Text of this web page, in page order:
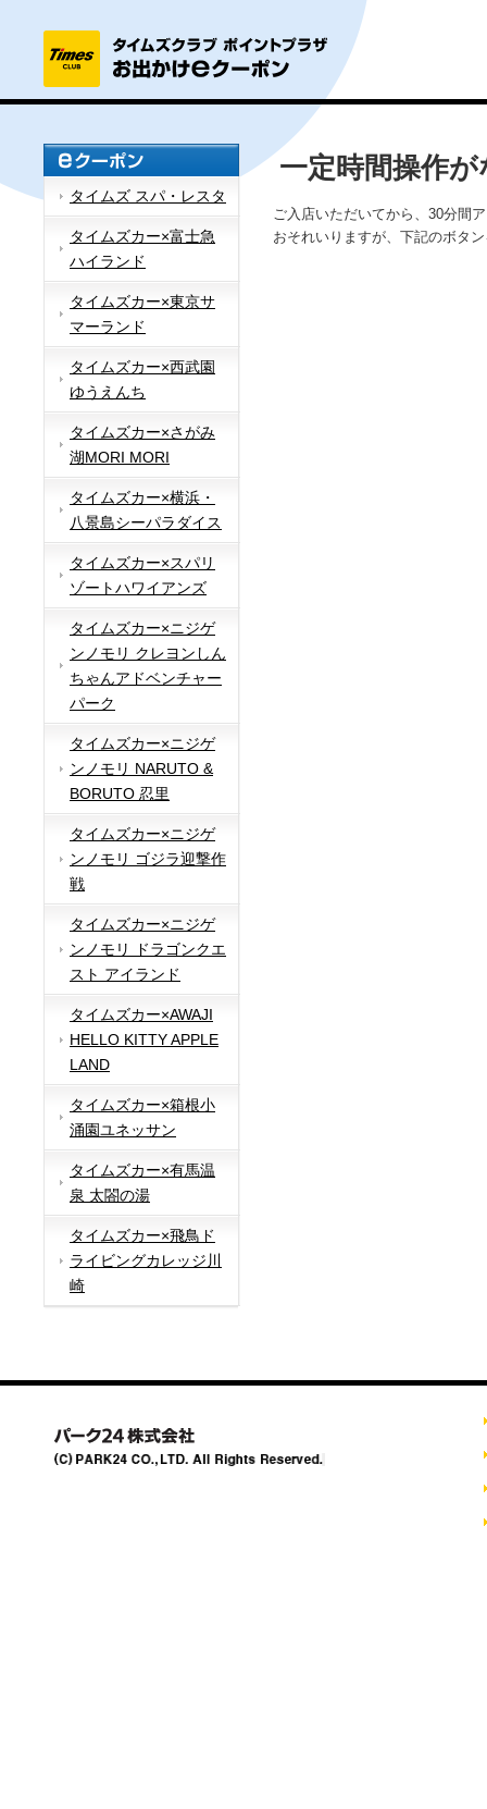
タイムズ スパ・レスタ
タイムズカー×富士急
ハイランド
タイムズカー×東京サ
マーランド
タイムズカー×西武園
ゆうえんち
タイムズカー×さがみ
湖MORI MORI
タイムズカー×横浜・
八景島シーパラダイス
タイムズカー×スパリ
ゾートハワイアンズ
タイムズカー×ニジゲ
ンノモリ クレヨンしん
ちゃんアドベンチャー
パーク
タイムズカー×ニジゲ
ンノモリ NARUTO &
BORUTO 忍里
タイムズカー×ニジゲ
ンノモリ ゴジラ迎撃作
戦
タイムズカー×ニジゲ
ンノモリ ドラゴンクエ
スト アイランド
タイムズカー×AWAJI
HELLO KITTY APPLE
LAND
タイムズカー×箱根小
涌園ユネッサン
タイムズカー×有馬温
泉 太閤の湯
タイムズカー×飛鳥ド
ライビングカレッジ川
崎
一定時間操作
ご入店いただいてから、30分間
おそれいりますが、下記のボタ